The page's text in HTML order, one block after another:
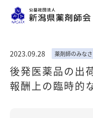
後発医薬品の出
報酬上の臨時的
2023.09.28 薬剤師のみな